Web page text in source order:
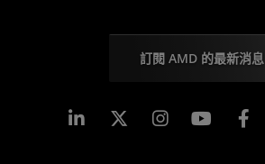
訂閱 AMD 的最新消息
Linkedin Instagram